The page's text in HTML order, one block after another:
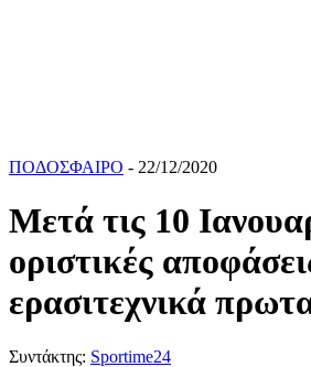
ΠΟΔΟΣΦΑΙΡΟ - 22/12/2020
Μετά τις 10
οριστικές
ερασιτεχνικά
Συντάκτης: Sportime24